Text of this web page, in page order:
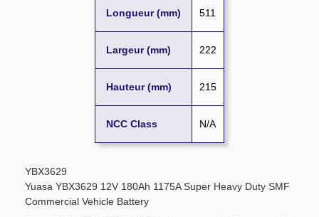
Longueur (mm) 511
Largeur (mm) 222
Hauteur (mm) 215
NCC Class N/A
YBX3629
Yuasa YBX3629 12V 180Ah 1175A Super Heavy Duty SMF
Commercial Vehicle Battery